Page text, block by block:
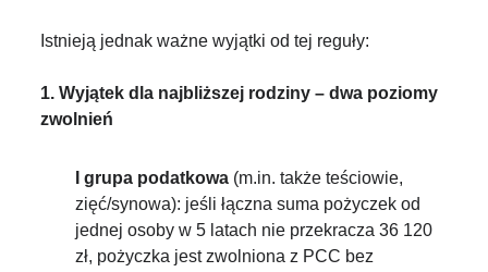
Istnieją jednak ważne wyjątki od tej reguły:
1. Wyjątek dla najbliższej rodziny – dwa poziomy
zwolnień
I grupa podatkowa (m.in. także teściowie,
zięć/synowa): jeśli łączna suma pożyczek od
jednej osoby w 5 latach nie przekracza 36 120
zł, pożyczka jest zwolniona z PCC bez